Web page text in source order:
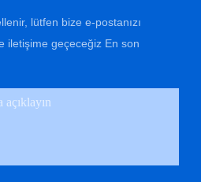
lütfen bize e-postanızı
iletişime geçeceğiz En son